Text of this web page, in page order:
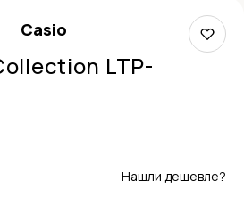
Casio
LTP-
Нашли дешевле?